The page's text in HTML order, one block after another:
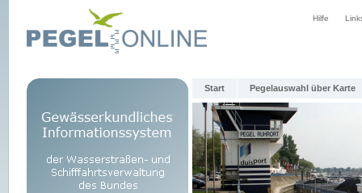
Hilfe
Start Pegelauswahl über Karte